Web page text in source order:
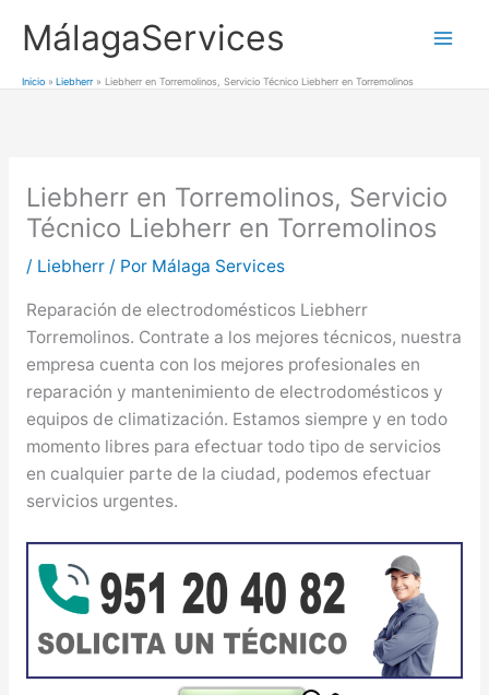
MálagaServices
Inicio Liebherr Liebherr en Torremolinos, Servicio Técnico Liebherr en Torremolinos
Liebherr en Torremolinos, Servicio
Técnico Liebherr en Torremolinos
/ Liebherr/ Por Málaga Services
Reparación de electrodomésticos Liebherr
Torremolinos. Contrate a los mejores técnicos, nuestra
empresa cuenta con los mejores profesionales en
reparación y mantenimiento de electrodomésticos y
equipos de climatización. Estamos siempre y en todo
momento libres para efectuar todo tipo de servicios
en cualquier parte de la ciudad, podemos efectuar
servicios urgentes.